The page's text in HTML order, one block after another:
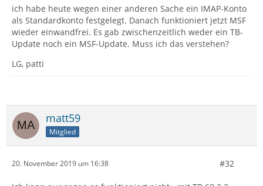
ich habe heute wegen einer anderen Sache ein IMAP-Konto
als Standardkonto festgelegt. Danach funktioniert jetzt MSF
wieder einwandfrei. Es gab zwischenzeitlich weder ein TB-
Update noch ein MSF-Update. Muss ich das verstehen?
LG, patti
matt59
Mitglied
20. November 2019 um 16:38 #32